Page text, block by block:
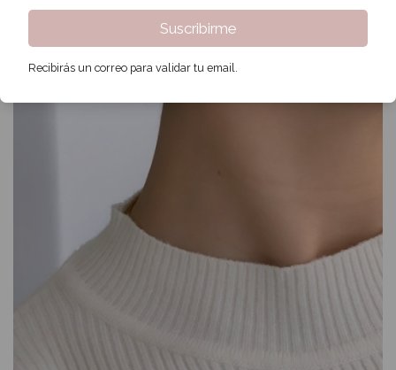
Suscribirme
Recibirás un correo para validar tu email.